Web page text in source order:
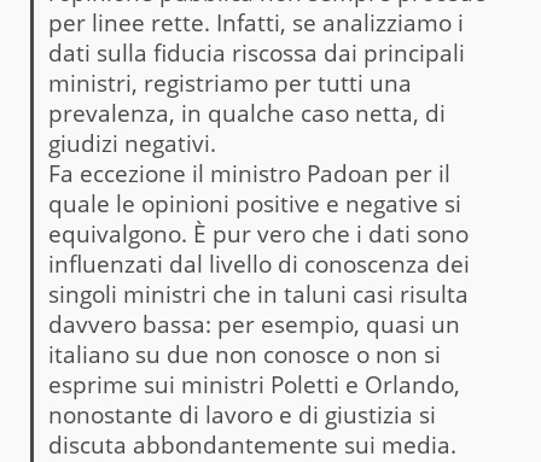
per linee rette. Infatti, se analizziamo i
dati sulla fiducia riscossa dai principali
ministri, registriamo per tutti una
prevalenza, in qualche caso netta, di
giudizi negativi.
Fa eccezione il ministro Padoan per il
quale le opinioni positive e negative si
equivalgono. È pur vero che i dati sono
influenzati dal livello di conoscenza dei
singoli ministri che in taluni casi risulta
davvero bassa: per esempio, quasi un
italiano su due non conosce o non si
esprime sui ministri Poletti e Orlando,
nonostante di lavoro e di giustizia si
discuta abbondantemente sui media.